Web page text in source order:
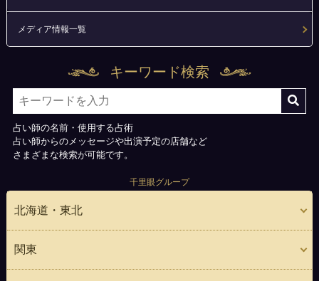
メディア情報一覧
キーワード検索
占い師の名前・使用する占術
占い師からのメッセージや出演予定の店舗など
さまざまな検索が可能です。
千里眼グループ
北海道・東北
関東